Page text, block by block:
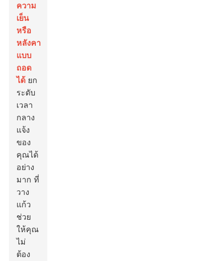
ความ
เย็น
หรือ
หลังคา
แบบ
ถอด
ได้ ยก
ระดับ
เวลา
กลาง
แจ้ง
ของ
คุณได้
อย่าง
มาก ที่
วาง
แก้ว
ช่วย
ให้คุณ
ไม่
ต้อง